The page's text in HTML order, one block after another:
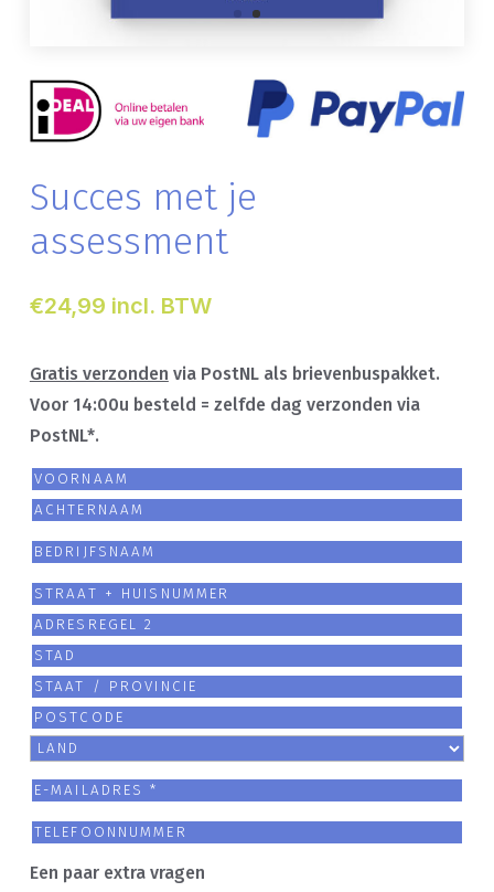
Succes met je
assessment
€24,99 incl. BTW
Gratis verzonden via PostNL als brievenbuspakket.
Voor 14:00u besteld = zelfde dag verzonden via
PostNL*.
Naam(Vereist)
Voornaam
Achternaam
Bedrijfsnaam
Adres(Vereist)
Straat
+
huisnummer
Adresregel
2Plaats
Staat
provincie
/
regio
Postcode
Land
E-
mailadres(Vereist)
Telefoon
Een paar extra vragen